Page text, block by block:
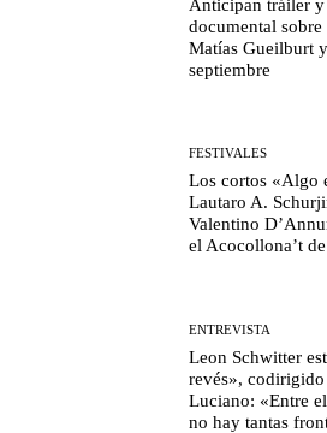
Anticipan tráiler y
documental
Matías Gueilburt
septiembre
FESTIVALES
Los cortos «Algo
Lautaro A.
Valentino
el Acocollona’t
ENTREVISTA
Leon Schwitter
revés»,
Luciano: «Entre
no hay tantas